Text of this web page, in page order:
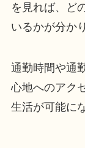
を見れば、ど
いるかが分か
通勤時間や通
心地へのアク
生活が可能に